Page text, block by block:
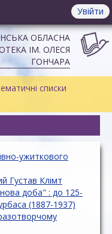
Увійти
ОБЛАСНА
ІМ. ОЛЕСЯ
ГОНЧАРА
списки
ужиткового
Густав Клімт
доба" : до 125-
(1887-1937)